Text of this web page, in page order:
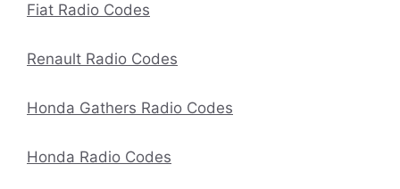
Fiat Radio Codes
Renault Radio Codes
Honda Gathers Radio Codes
Honda Radio Codes